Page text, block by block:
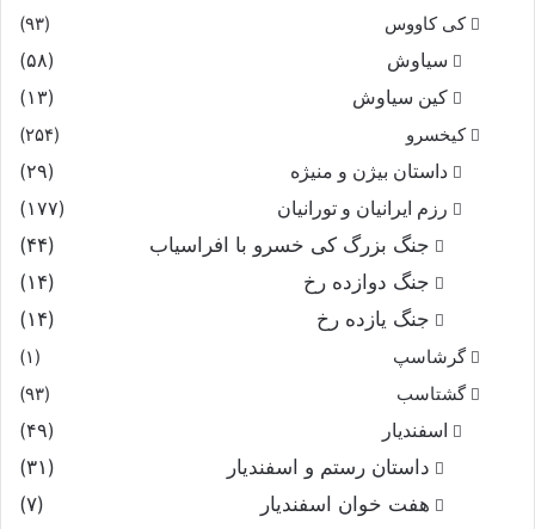
کی کاووس
(۹۳)
سیاوش
(۵۸)
کین سیاوش
(۱۳)
کیخسرو
(۲۵۴)
داستان بیژن و منیژه
(۲۹)
رزم ایرانیان و تورانیان
(۱۷۷)
جنگ بزرگ کی خسرو با افراسیاب
(۴۴)
جنگ دوازده رخ
(۱۴)
جنگ یازده رخ
(۱۴)
گرشاسپ
(۱)
گشتاسب
(۹۳)
اسفندیار
(۴۹)
داستان رستم و اسفندیار
(۳۱)
هفت خوان اسفندیار
(۷)